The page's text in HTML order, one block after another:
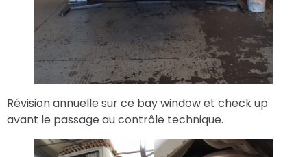
Révision annuelle sur ce bay window et check up
avant le passage au contrôle technique.